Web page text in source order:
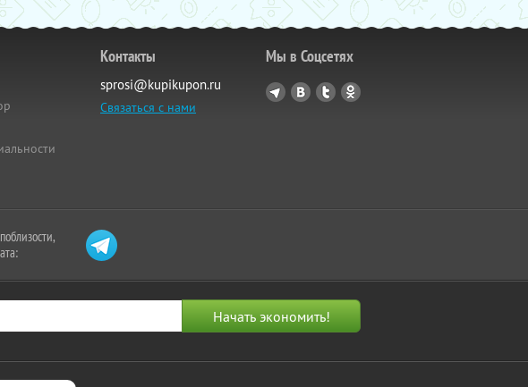
Контакты
sprosi@kupikupon.ru
Связаться с нами
Мы в Соцсетях